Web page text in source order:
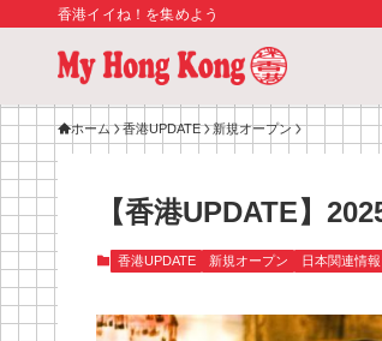
香港イイね！を集めよう
ホーム 香港UPDATE 新規オープン
【香港UPDATE】
香港UPDATE 新規オープン 日本関連情報